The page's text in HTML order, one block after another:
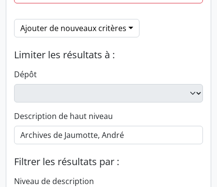
Ajouter de nouveaux critères
Limiter les résultats à :
Dépôt
Description de haut niveau
Filtrer les résultats par :
Niveau de description